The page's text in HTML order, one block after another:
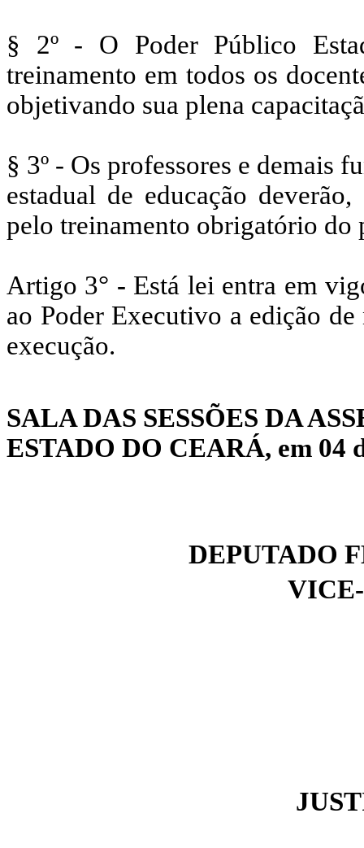
§ 2º - O Poder Público
treinamento em todos os
objetivando sua plena
§ 3º - Os professores e demais
estadual de educação
pelo treinamento obrigatório do
Artigo 3° - Está lei entra em
ao Poder Executivo a edição de
execução.
SALA DAS SESSÕES DA
ESTADO DO CEARÁ, em 04
DEPUTADO